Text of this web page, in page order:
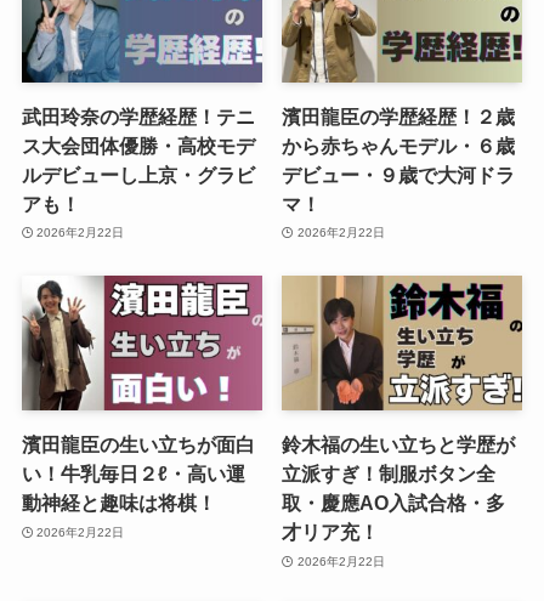
武田玲奈の学歴経歴！テニ
ス大会団体優勝・高校モデ
ルデビューし上京・グラビ
アも！
2026年2月22日
濱田龍臣の学歴経歴！２歳
から赤ちゃんモデル・６歳
デビュー・９歳で大河ドラ
マ！
2026年2月22日
濱田龍臣の生い立ちが面白
い！牛乳毎日２ℓ・高い運
動神経と趣味は将棋！
2026年2月22日
鈴木福の生い立ちと学歴が
立派すぎ！制服ボタン全
取・慶應AO入試合格・多
才リア充！
2026年2月22日